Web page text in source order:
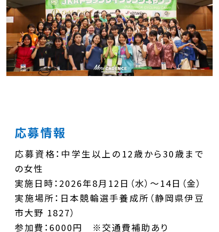
応募情報
応募資格：中学生以上の12歳から30歳まで
の女性
実施日時：2026年8月12日（水）～14日（金）
実施場所：日本競輪選手養成所（静岡県伊豆
市大野 1827）
参加費：6000円 ※交通費補助あり